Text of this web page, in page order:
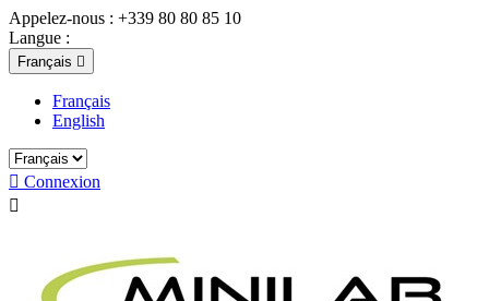
Appelez-nous : +339 80 80 85 10
Langue :
Français 
Français
English
 Connexion
